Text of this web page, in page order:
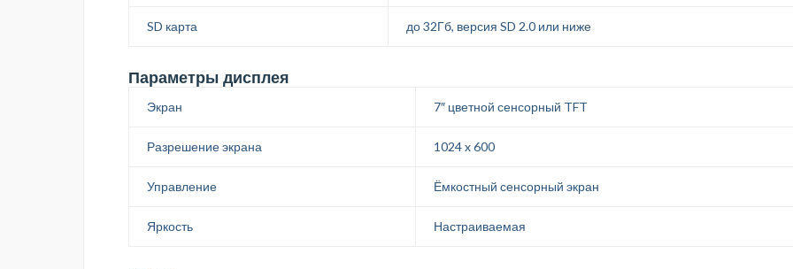
SD карта до 32Гб, версия SD 2.0 или ниже
Параметры дисплея
Экран 7″ цветной сенсорный TFT
Разрешение экрана 1024 x 600
Управление Ёмкостный сенсорный экран
Яркость Настраиваемая